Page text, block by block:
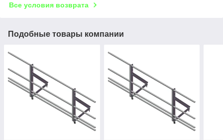
Все условия возврата
Подобные товары компании